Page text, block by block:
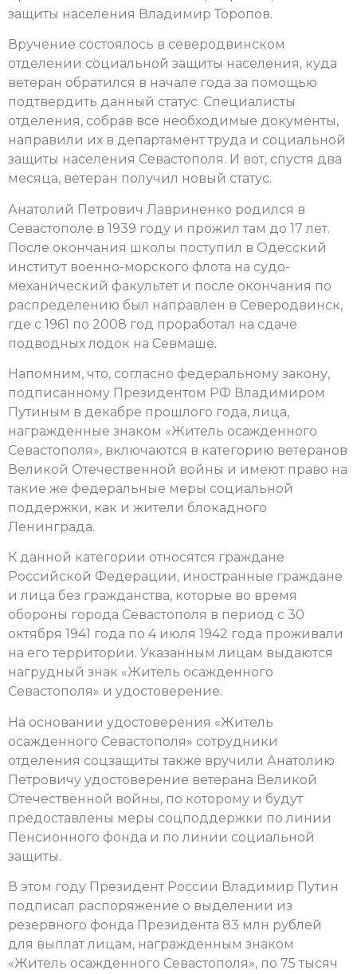
защиты населения Владимир Торопов.
Вручение состоялось в северодвинском
отделении социальной защиты населения, куда
ветеран обратился в начале года за помощью
подтвердить данный статус. Специалисты
отделения, собрав все необходимые документы,
направили их в департамент труда и социальной
защиты населения Севастополя. И вот, спустя два
месяца, ветеран получил новый статус.
Анатолий Петрович Лавриненко родился в
Севастополе в 1939 году и прожил там до 17 лет.
После окончания школы поступил в Одесский
институт военно-морского флота на судо-
механический факультет и после окончания по
распределению был направлен в Северодвинск,
где с 1961 по 2008 год проработал на сдаче
подводных лодок на Севмаше.
Напомним, что, согласно федеральному закону,
подписанному Президентом РФ Владимиром
Путиным в декабре прошлого года, лица,
награжденные знаком «Житель осажденного
Севастополя», включаются в категорию ветеранов
Великой Отечественной войны и имеют право на
такие же федеральные меры социальной
поддержки, как и жители блокадного
Ленинграда.
К данной категории относятся граждане
Российской Федерации, иностранные граждане
и лица без гражданства, которые во время
обороны города Севастополя в период с 30
октября 1941 года по 4 июля 1942 года проживали
на его территории. Указанным лицам выдаются
нагрудный знак «Житель осажденного
Севастополя» и удостоверение.
На основании удостоверения «Житель
осажденного Севастополя» сотрудники
отделения соцзащиты также вручили Анатолию
Петровичу удостоверение ветерана Великой
Отечественной войны, по которому и будут
предоставлены меры соцподдержки по линии
Пенсионного фонда и по линии социальной
защиты.
В этом году Президент России Владимир Путин
подписал распоряжение о выделении из
резервного фонда Президента 83 млн рублей
для выплат лицам, награжденным знаком
«Житель осажденного Севастополя», по 75 тысяч